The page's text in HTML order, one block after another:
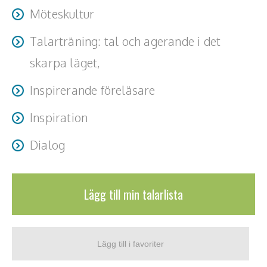
Möteskultur
Talarträning: tal och agerande i det
skarpa läget,
Inspirerande föreläsare
Inspiration
Dialog
Lägg till min talarlista